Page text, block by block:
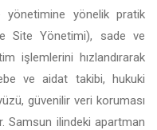
yönelik pratik
Site Yönetimi), sade ve
işlemlerini hızlandırarak
ve aidat takibi, hukuki
güvenilir veri koruması
Samsun ilindeki apartman